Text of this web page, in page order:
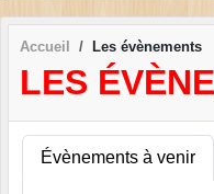
Accueil Les évènements
LES
Évènements à venir